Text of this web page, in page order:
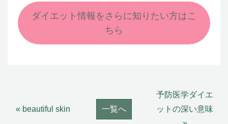
ダイエット情報をさらに知りたい方はこ
ちら
« beautiful skin 一覧へ
予防医学ダイエ
ットの深い意味